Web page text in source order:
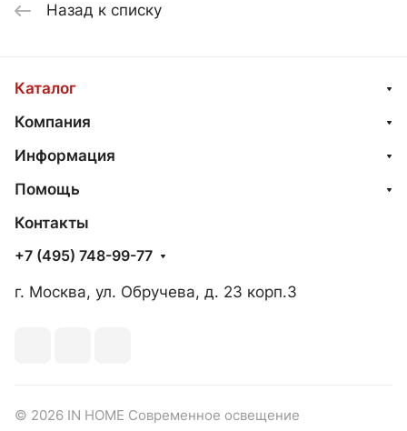
Назад к списку
Каталог
Компания
Информация
Помощь
Контакты
+7 (495) 748-99-77
г. Москва, ул. Обручева, д. 23 корп.3
© 2026 IN HOME Современное освещение